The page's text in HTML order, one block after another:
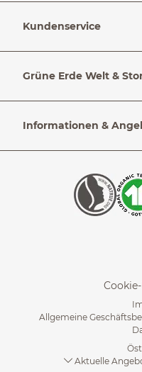
Kundenservice
Grüne Erde Welt &
Informationen &
Aktuelle
Allgemeine